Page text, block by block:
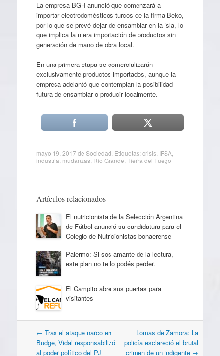
La empresa BGH anunció que comenzará a
importar electrodomésticos turcos de la firma Beko,
por lo que se prevé dejar de ensamblar en la isla, lo
que implica la mera importación de productos sin
generación de mano de obra local.
En una primera etapa se comercializarán
exclusivamente productos importados, aunque la
empresa adelantó que contemplan la posibilidad
futura de ensamblar o producir localmente.
mayo 19, 2017 de Sociedad . Etiquetas:crisis, IFSA,
industria mudanzas, Río Grande Tierra del Fuego
Artículos relacionados
El nutricionista de la Selección Argentina
de Fútbol anunció su candidatura para el
Colegio de Nutricionistas bonaerense
Palermo: Si sos amante de la lectura,
este plan no te lo podés perder.
El Campito abre sus puertas para
visitantes
Navegación
por
artículos
← Tras el ataque narco en
Budge, Vidal responsabilizó
al poder político del PJ
Lomas de Zamora: La
policía esclareció el brutal
crimen de un indigente →